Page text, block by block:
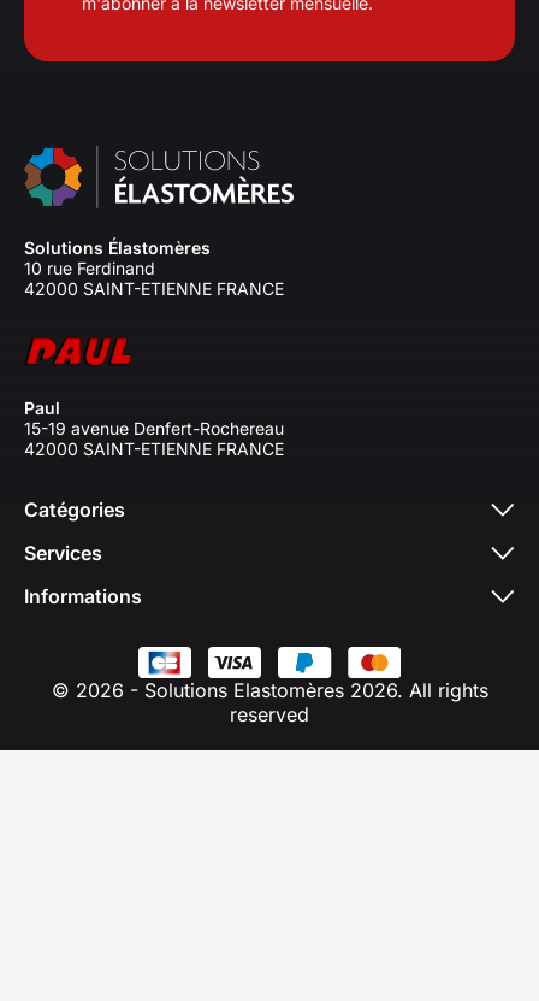
Solutions Élastomères
10 rue Ferdinand
42000 SAINT-ETIENNE FRANCE
Paul
15-19 avenue Denfert-Rochereau
42000 SAINT-ETIENNE FRANCE
Catégories
Services
Informations
© 2026 - Solutions Elastomères 2026. All rights
reserved